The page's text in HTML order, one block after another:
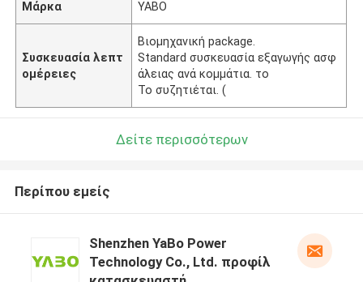
Μάρκα YABO
Συσκευασία λεπτ
ομέρειες
Βιομηχανική package.
Standard συσκευασία εξαγωγής ασφ
άλειας ανά κομμάτια. το
To συζητιέται. (
Δείτε περισσότερων
Περίπου εμείς
Shenzhen YaBo Power
Technology Co., Ltd. προφίλ